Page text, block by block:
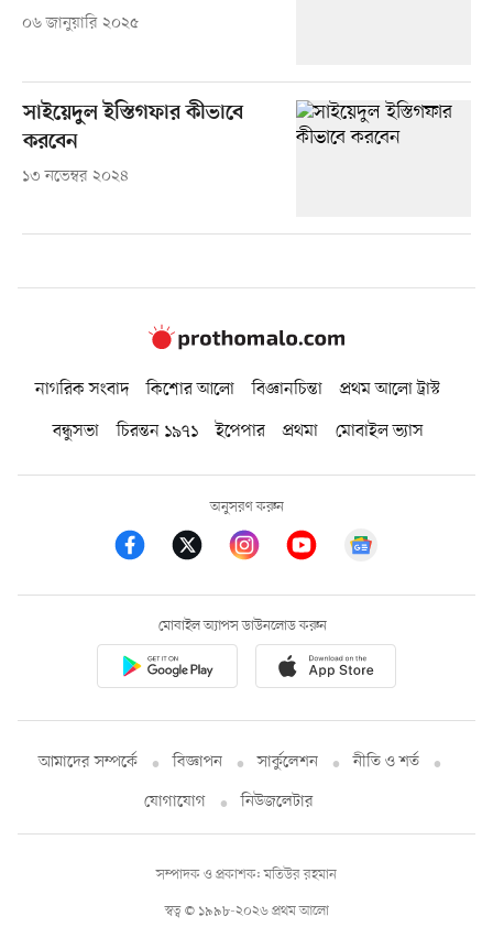
০৬ জানুয়ারি ২০২৫
সাইয়েদুল ইস্তিগফার কীভাবে
করবেন
১৩ নভেম্বর ২০২৪
নাগরিক সংবাদ কিশোর আলো বিজ্ঞানচিন্তা
প্রথম আলো ট্রাস্ট
বন্ধুসভা
চিরন্তন ১৯৭১ ইপেপার প্রথমা মোবাইল ভ্যাস
অনুসরণ করুন
মোবাইল অ্যাপস ডাউনলোড করুন
আমাদের সম্পর্কে বিজ্ঞাপন সার্কুলেশন
নীতি ও শর্ত
যোগাযোগ
নিউজলেটার
স্বত্ব © ১৯৯৮-২০২৬ প্রথম আলো
সম্পাদক ও প্রকাশক: মতিউর রহমান